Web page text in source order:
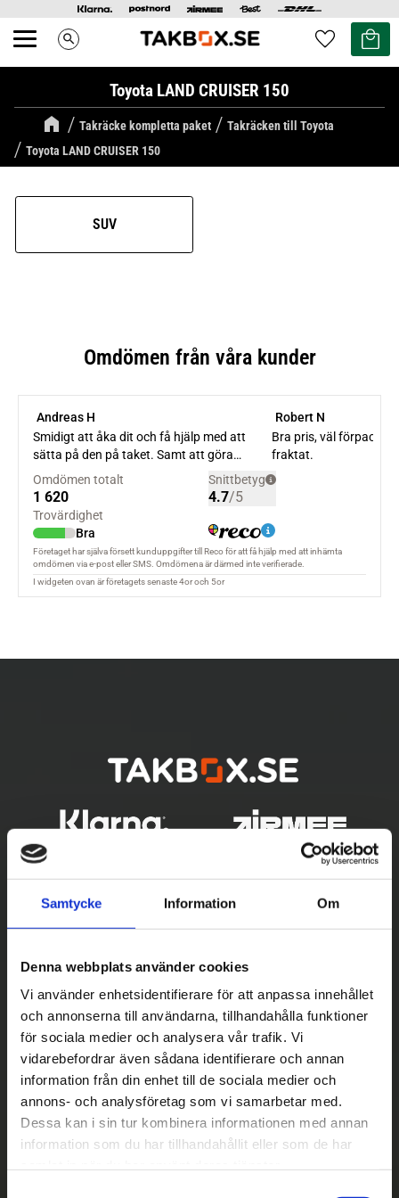
Samtycke Information Om
Denna webbplats använder cookies
Vi använder enhetsidentifierare för att anpassa innehållet
och annonserna till användarna, tillhandahålla funktioner
för sociala medier och analysera vår trafik. Vi
vidarebefordrar även sådana identifierare och annan
information från din enhet till de sociala medier och
annons- och analysföretag som vi samarbetar med.
Dessa kan i sin tur kombinera informationen med annan
information som du har tillhandahållit eller som de har
Meny search Favoriter
Kundvagn
Toyota LAND CRUISER 150
Takräcke kompletta paket
Takräcken till Toyota
Toyota LAND CRUISER 150
SUV
Betala säkert
|| Välj ||
Snabba leveranser
||
Eller ||
Hämta på lagret med/utan montering